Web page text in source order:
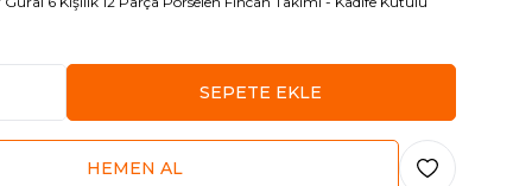
SEPETE EKLE
HEMEN AL Favoriye Ekle